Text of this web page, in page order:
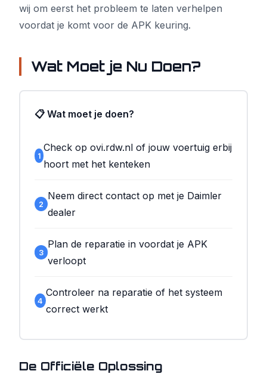
wij om eerst het probleem te laten verhelpen
voordat je komt voor de APK keuring.
Wat Moet je Nu Doen?
📋 Wat moet je doen?
1
Check op ovi.rdw.nl of jouw voertuig erbij
hoort met het kenteken
2
Neem direct contact op met je Daimler
dealer
3
Plan de reparatie in voordat je APK
verloopt
4
Controleer na reparatie of het systeem
correct werkt
De Officiële Oplossing